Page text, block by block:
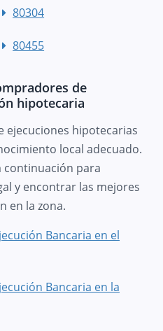
80304
80455
de
hipotecaria
ejecuciones hipotecarias
local adecuado.
continuación para
y encontrar las mejores
en la zona.
Bancaria en el
Bancaria en la